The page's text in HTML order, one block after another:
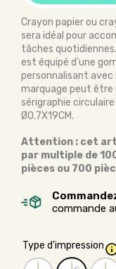
Crayon papier ou
sera idéal pour
tâches
est équipé d’une
personnalisant avec
marquage peut être
sérigraphie
Ø0.7X19CM.
Attention : cet
par multiple de
pièces ou 700
commande
Type d'impression